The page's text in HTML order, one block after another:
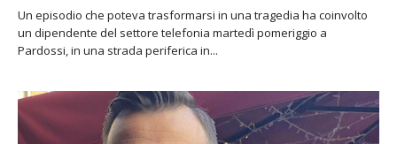
Un episodio che poteva trasformarsi in una tragedia ha coinvolto
un dipendente del settore telefonia martedì pomeriggio a
Pardossi, in una strada periferica in...